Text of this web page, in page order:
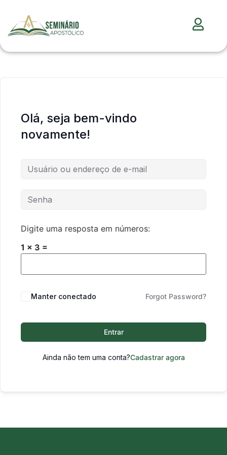
Olá, seja bem-vindo
novamente!
Digite uma resposta em números:
1 × 3 =
Manter conectado Forgot Password?
Entrar
Ainda não tem uma conta?Cadastrar agora